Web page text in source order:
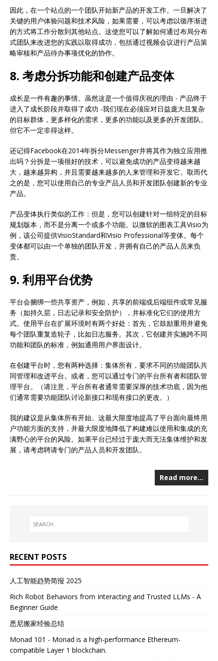
因此，在一个站点的一个团队开始新产品的开发工作。一旦解决了
关键的用户体验问题和技术风险，如果需要，可以考虑以循序渐进
的方式将工作分散到其他站点。这使您可以了解如何通过布局分布
式团队来改进您的实践以取得成功，包括通过视频会议进行产品策
略审核和产品待办事项优化的协作。
8. 考虑分拆功能和创建产品变体
成长是一件有趣的事情。虽然这是一个值得庆祝的理由 - 产品终于
进入了成长阶段并取得了成功 -我们现在必须应对日益庞大且复杂
的目标群体，更多样化的需求，更多的功能以及更多的开发团队。
但它不一定非得这样。
还记得Facebook在2014年拆分Messenger并将其作为独立应用推
出吗？分拆是一项很好的技术，可以避免成功的产品变得越来越
大，越来越异构，并且需要越来越多的人来管理和开发它。取而代
之的是，您可以使用自己的专业产品人员和开发团队创建新的专业
产品。
产品变体执行类似的工作：但是，您可以创建针对一组特定的目标
规划版本，而不是分离一个或多个功能。以微软的图表工具Visio为
例，该公司提供VisioStandard和Visio Professional等变体。每个
变体都可以由一个单独的团队开发，并拥有自己的产品人员来负
责。
9. 利用平台优势
平台会捆绑一些共享资产，例如，共享的前端或后端组件或常见服
务（如持久层，日志记录和安全防护），并标准化它们的使用方
式。使用平台在扩展环境时有两个好处：首先，它鼓励重用并避免
每个团队重复造轮子，比如日志服务。其次，它创建并实施跨不同
功能和团队的标准，例如通用用户界面设计。
在创建平台时，您有两种选择：集体所有，要求不同的功能团队共
同管理和改进平台。或者，您可以通过专门的平台所有者和团队管
理平台。（请注意，平台所有者通常需要深厚的技术功底，因为他
们通常需要功能团队讨论新接口和现有接口的更改。）
我的建议是从集体所有开始。这最大限度地提高了平台面向最终用
户功能方面的支持，并最大限度地降低了构建难以使用和集成的充
满野心的平台的风险。如果平台已经过于庞大而无法集体维护和发
展，请考虑聘请专门的产品人员和开发团队。
Read more…
RECENT POSTS
人工智能趋势简报 2025
Rich Robot Behaviors from Interacting and Trusted LLMs - A
Beginner Guide
悉尼搬家经验总结
Monad 101 - Monad is a high-performance Ethereum-
compatible Layer 1 blockchain.